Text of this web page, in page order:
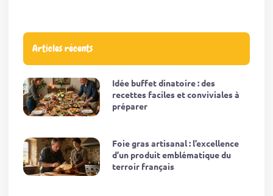
Articles récents
Idée buffet dinatoire : des
recettes faciles et conviviales à
préparer
Foie gras artisanal : l’excellence
d’un produit emblématique du
terroir français